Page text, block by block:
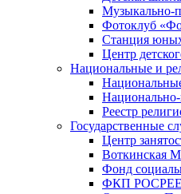
Музыкально-
Фотоклуб
Станция
Центр
Национальные и
Реестр
Государственные
Центр
Воткинская
Фонд
ФКП